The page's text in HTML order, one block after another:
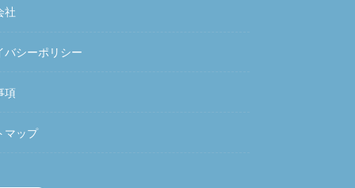
社
バシーポリシー
項
マップ